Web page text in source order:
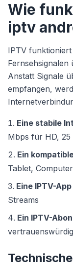
Wie
iptv
IPTV
Anstatt Signale
empfangen,
Eine stabile
Mbps für HD,
Ein
Tablet,
Eine IPTV-
Streams
Ein IPTV-